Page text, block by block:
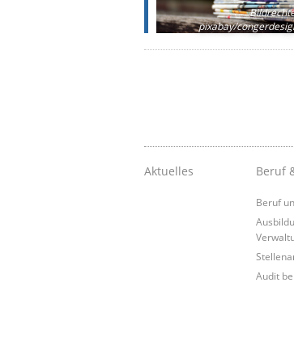
pixabay/
Aktuelles Beruf
Beruf
Audit